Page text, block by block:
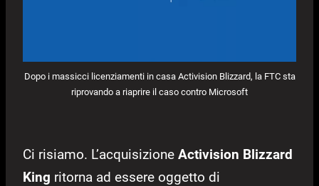
Dopo i massicci licenziamenti in casa Activision Blizzard, la FTC sta
riprovando a riaprire il caso contro Microsoft
Ci risiamo. L’acquisizione Activision Blizzard
King ritorna ad essere oggetto di